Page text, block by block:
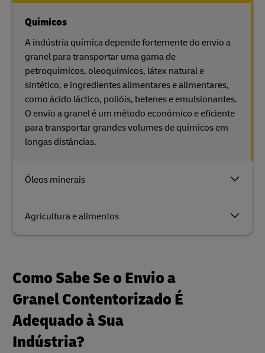
Óleos minerais
Agricultura e alimentos
Químicos
A indústria química depende fortemente do envio a
granel para transportar uma gama de
petroquímicos, oleoquímicos, látex natural e
sintético, e ingredientes alimentares e alimentares,
como ácido láctico, polióis, betenes e emulsionantes.
O envio a granel é um método económico e eficiente
para transportar grandes volumes de químicos em
longas distâncias.
Como Sabe Se o Envio a
Granel Contentorizado É
Adequado à Sua
Indústria?